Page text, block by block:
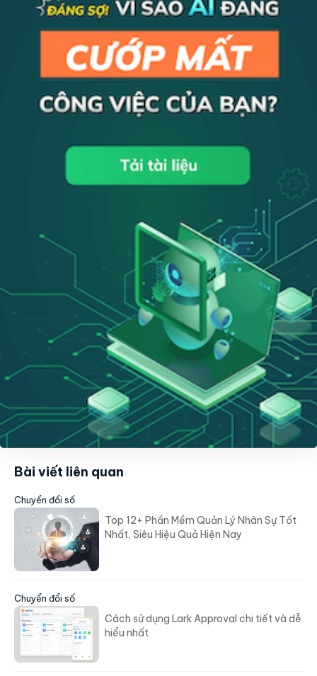
Bài viết liên quan
Chuyển đổi số
Top 12+ Phần Mềm Quản Lý Nhân Sự Tốt
Nhất, Siêu Hiệu Quả Hiện Nay
Chuyển đổi số
Cách sử dụng Lark Approval chi tiết và dễ
hiểu nhất